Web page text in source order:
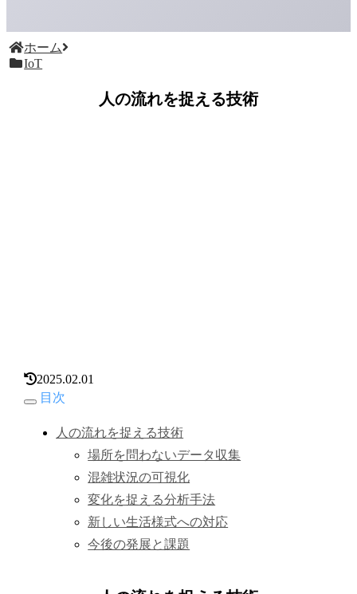
ホーム
IoT
人の流れを捉える技術
2025.02.01
目次
人の流れを捉える技術
場所を問わないデータ収集
混雑状況の可視化
変化を捉える分析手法
新しい生活様式への対応
今後の発展と課題